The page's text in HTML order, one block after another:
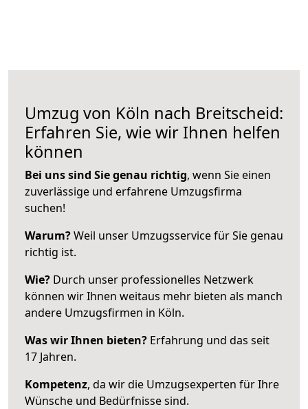
Umzug von Köln nach Breitscheid:
Erfahren Sie, wie wir Ihnen helfen
können
Bei uns sind Sie genau richtig, wenn Sie einen
zuverlässige und erfahrene Umzugsfirma
suchen!
Warum?Weil unser Umzugsservice für Sie genau
richtig ist.
Wie? Durch unser professionelles Netzwerk
können wir Ihnen weitaus mehr bieten als manch
andere Umzugsfirmen in Köln.
Was wir Ihnen bieten? Erfahrung und das seit
17 Jahren.
Kompetenz, da wir die Umzugsexperten für Ihre
Wünsche und Bedürfnisse sind.